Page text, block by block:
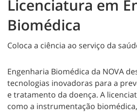
Licenciatura em
Biomédica
Coloca a ciência ao serviço da
Engenharia Biomédica da NOVA
tecnologias inovadoras para a
e tratamento da doença. A
como a instrumentação